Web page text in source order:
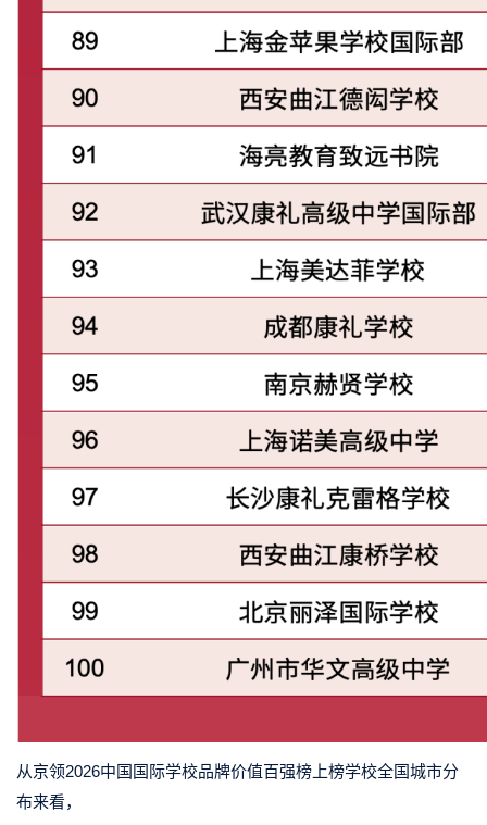
从京领2026中国国际学校品牌价值百强榜上榜学校全国城市分
布来看，